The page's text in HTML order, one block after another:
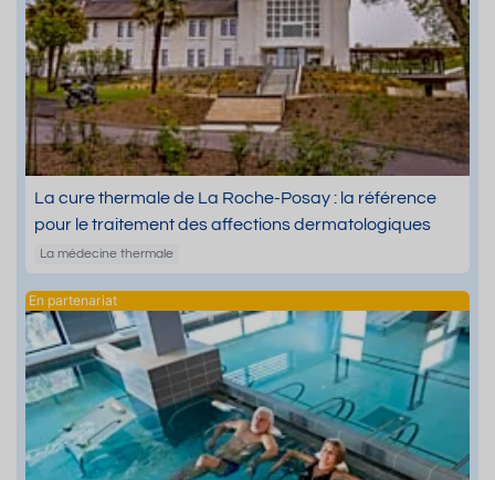
La cure thermale de La Roche-Posay : la référence
pour le traitement des affections dermatologiques
La médecine thermale